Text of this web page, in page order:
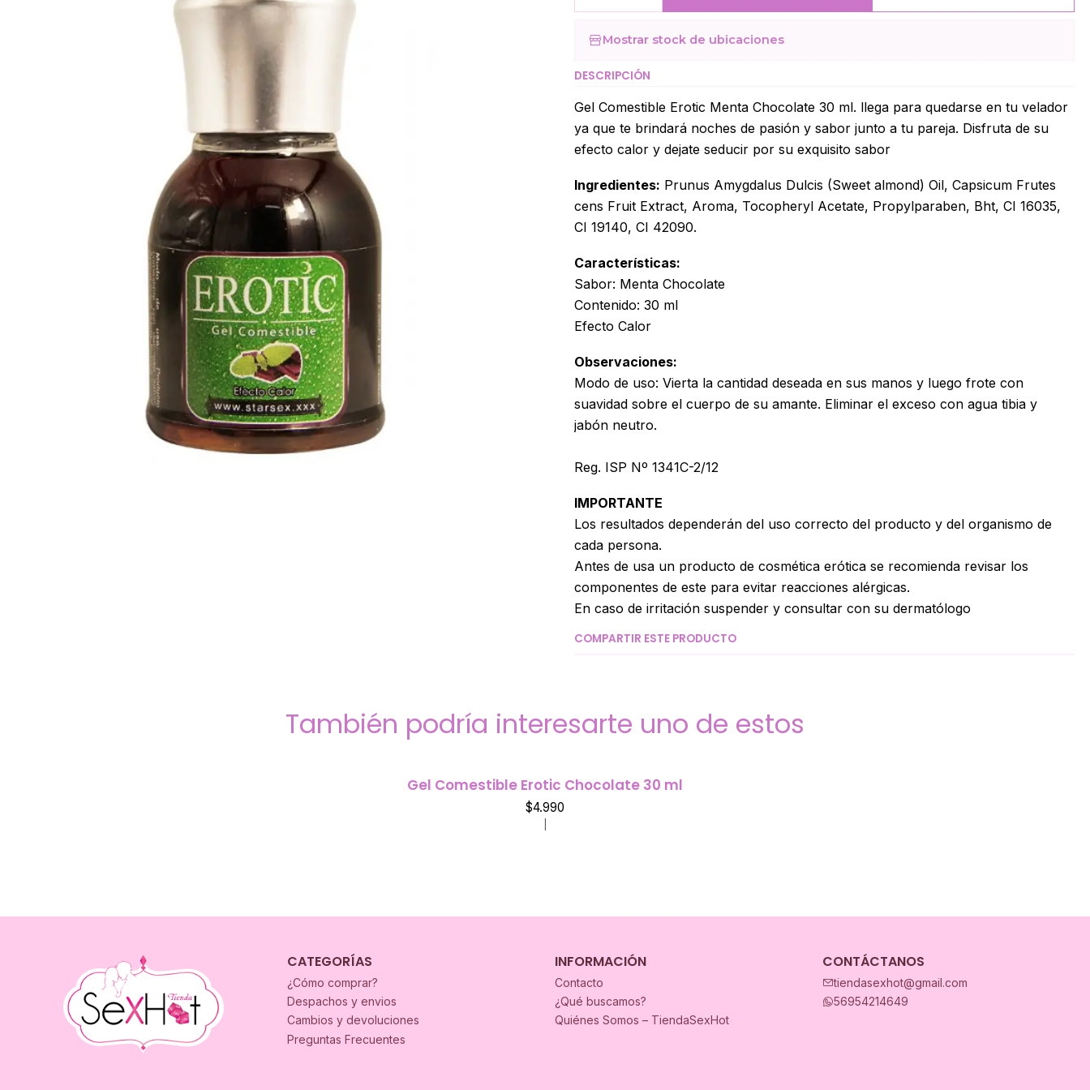
Mostrar stock de ubicaciones
DESCRIPCIÓN
Gel Comestible Erotic Menta Chocolate 30 ml. llega para quedarse en tu velador
ya que te brindará noches de pasión y sabor junto a tu pareja. Disfruta de su
efecto calor y dejate seducir por su exquisito sabor
Ingredientes: Prunus Amygdalus Dulcis (Sweet almond) Oil, Capsicum Frutes
cens Fruit Extract, Aroma, Tocopheryl Acetate, Propylparaben, Bht, CI 16035,
CI 19140, CI 42090.
Características:
Sabor: Menta Chocolate
Contenido: 30 ml
Efecto Calor
Observaciones:
Modo de uso: Vierta la cantidad deseada en sus manos y luego frote con
suavidad sobre el cuerpo de su amante. Eliminar el exceso con agua tibia y
jabón neutro.
Reg. ISP Nº 1341C-2/12
IMPORTANTE
Los resultados dependerán del uso correcto del producto y del organismo de
cada persona.
Antes de usa un producto de cosmética erótica se recomienda revisar los
componentes de este para evitar reacciones alérgicas.
En caso de irritación suspender y consultar con su dermatólogo
COMPARTIR ESTE PRODUCTO
También podría interesarte uno de estos
Gel Comestible Erotic Chocolate 30 ml
$4.990
CATEGORÍAS
¿Cómo comprar?
Despachos y envios
Cambios y devoluciones
Preguntas Frecuentes
INFORMACIÓN
Contacto
¿Qué buscamos?
Quiénes Somos – TiendaSexHot
CONTÁCTANOS
tiendasexhot@gmail.com
56954214649